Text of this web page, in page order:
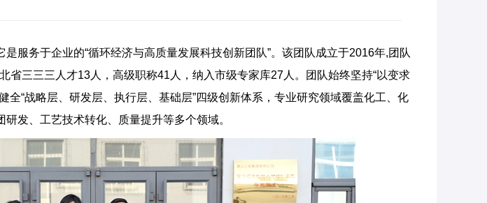
服务于企业的“循环经济与高质量发展科技创新团队”。该团队成立于2016年,团队
省三三三人才13人，高级职称41人，纳入市级专家库27人。团队始终坚持“以变求
全“战略层、研发层、执行层、基础层”四级创新体系，专业研究领域覆盖化工、化
发、工艺技术转化、质量提升等多个领域。